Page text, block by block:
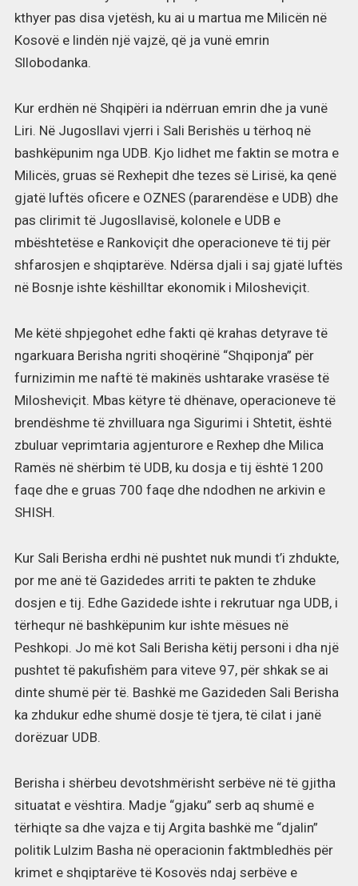
kthyer pas disa vjetësh, ku ai u martua me Milicën në
Kosovë e lindën një vajzë, që ja vunë emrin
Sllobodanka.
Kur erdhën në Shqipëri ia ndërruan emrin dhe ja vunë
Liri. Në Jugosllavi vjerri i Sali Berishës u tërhoq në
bashkëpunim nga UDB. Kjo lidhet me faktin se motra e
Milicës, gruas së Rexhepit dhe tezes së Lirisë, ka qenë
gjatë luftës oficere e OZNES (pararendëse e UDB) dhe
pas clirimit të Jugosllavisë, kolonele e UDB e
mbështetëse e Rankoviçit dhe operacioneve të tij për
shfarosjen e shqiptarëve. Ndërsa djali i saj gjatë luftës
në Bosnje ishte këshilltar ekonomik i Milosheviçit.
Me këtë shpjegohet edhe fakti që krahas detyrave të
ngarkuara Berisha ngriti shoqërinë “Shqiponja” për
furnizimin me naftë të makinës ushtarake vrasëse të
Milosheviçit. Mbas këtyre të dhënave, operacioneve të
brendëshme të zhvilluara nga Sigurimi i Shtetit, është
zbuluar veprimtaria agjenturore e Rexhep dhe Milica
Ramës në shërbim të UDB, ku dosja e tij është 1200
faqe dhe e gruas 700 faqe dhe ndodhen ne arkivin e
SHISH.
Kur Sali Berisha erdhi në pushtet nuk mundi t’i zhdukte,
por me anë të Gazidedes arriti te pakten te zhduke
dosjen e tij. Edhe Gazidede ishte i rekrutuar nga UDB, i
tërhequr në bashkëpunim kur ishte mësues në
Peshkopi. Jo më kot Sali Berisha këtij personi i dha një
pushtet të pakufishëm para viteve 97, për shkak se ai
dinte shumë për të. Bashkë me Gazideden Sali Berisha
ka zhdukur edhe shumë dosje të tjera, të cilat i janë
dorëzuar UDB.
Berisha i shërbeu devotshmërisht serbëve në të gjitha
situatat e vështira. Madje “gjaku” serb aq shumë e
tërhiqte sa dhe vajza e tij Argita bashkë me “djalin”
politik Lulzim Basha në operacionin faktmbledhës për
krimet e shqiptarëve të Kosovës ndaj serbëve e